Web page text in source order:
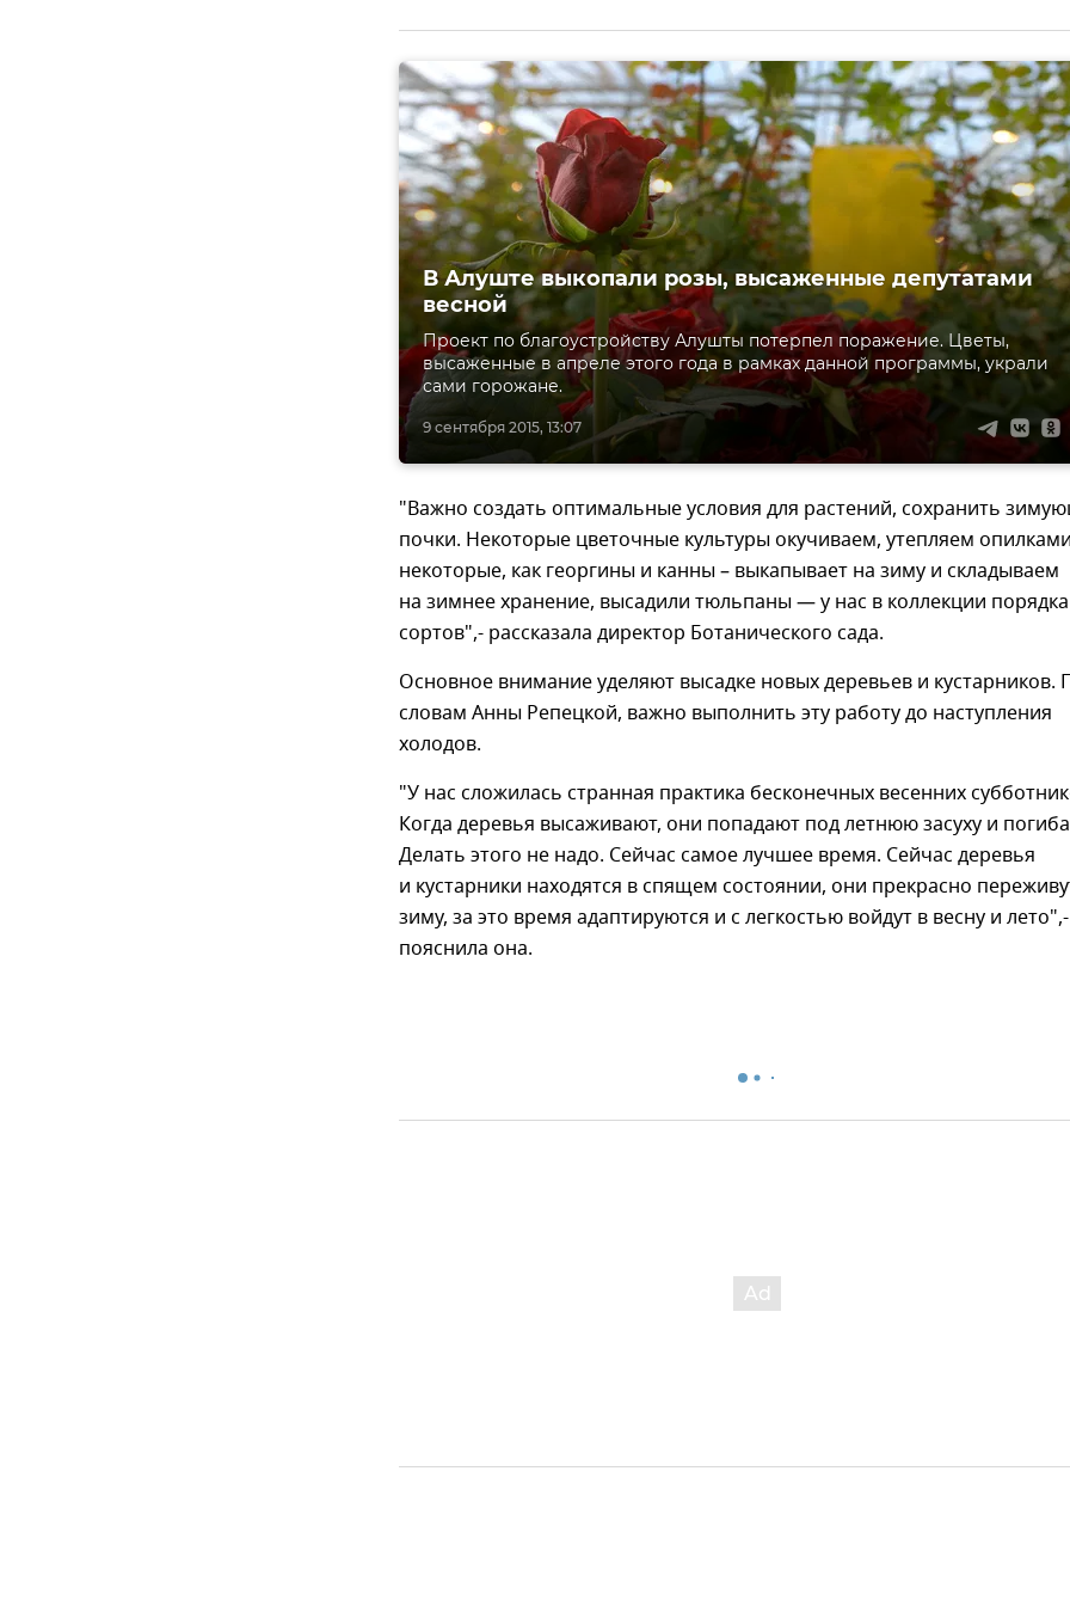
9 сентября 2015, 13:07
В Алуште выкопали розы, высаженные депутатами
весной
Проект по благоустройству Алушты потерпел поражение. Цветы,
высаженные в апреле этого года в рамках данной программы, украли
сами горожане.
"Важно создать оптимальные условия для растений, сохранить
почки. Некоторые цветочные культуры окучиваем, утепляем
некоторые, как георгины и канны – выкапывает на зиму и складываем
на зимнее хранение, высадили тюльпаны — у нас в коллекции
сортов",- рассказала директор Ботанического сада.
Основное внимание уделяют высадке новых деревьев и кустарников.
словам Анны Репецкой, важно выполнить эту работу до наступления
холодов.
"У нас сложилась странная практика бесконечных весенних
Когда деревья высаживают, они попадают под летнюю засуху и
Делать этого не надо. Сейчас самое лучшее время. Сейчас деревья
и кустарники находятся в спящем состоянии, они прекрасно
зиму, за это время адаптируются и с легкостью войдут в весну и лето",-
пояснила она.